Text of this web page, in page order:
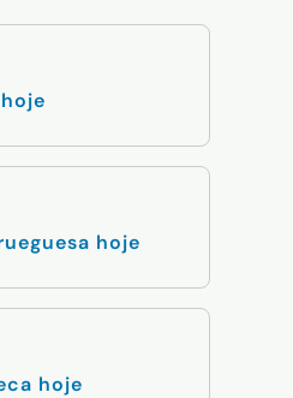
hoje
hoje